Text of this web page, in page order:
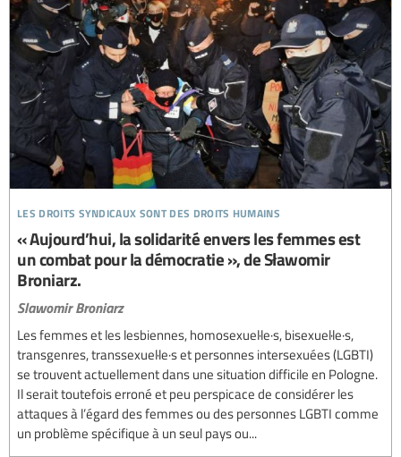
les droits syndicaux sont des droits humains
« Aujourd’hui, la solidarité envers les femmes est
un combat pour la démocratie », de Sławomir
Broniarz.
Slawomir Broniarz
Les femmes et les lesbiennes, homosexuel·le·s, bisexuel·le·s,
transgenres, transsexuel·le·s et personnes intersexuées (LGBTI)
se trouvent actuellement dans une situation difficile en Pologne.
Il serait toutefois erroné et peu perspicace de considérer les
attaques à l’égard des femmes ou des personnes LGBTI comme
un problème spécifique à un seul pays ou...